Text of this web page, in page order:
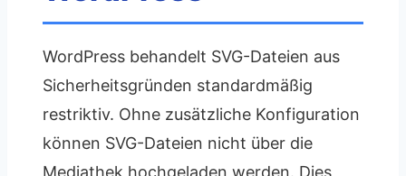
WordPress behandelt SVG-Dateien aus
Sicherheitsgründen standardmäßig
restriktiv. Ohne zusätzliche Konfiguration
können SVG-Dateien nicht über die
Mediathek hochgeladen werden. Dies